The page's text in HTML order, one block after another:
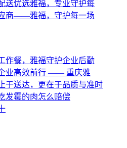
送优选雅福，专业守护每
商——雅福，守护每一场
作餐，雅福守护企业后勤
业高效前行 —— 重庆雅
于送达，更在于品质与准时
发霉的肉怎么赔偿